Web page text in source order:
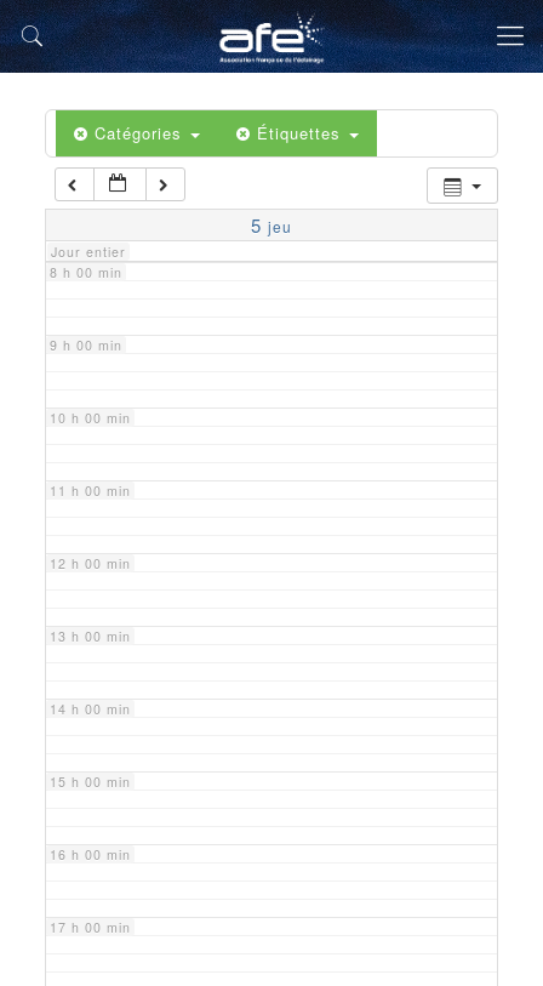
Catégories Étiquettes
5 jeu
Jour entier
5 h 00 min
6 h 00 min
7 h 00 min
8 h 00 min
9 h 00 min
10 h 00 min
11 h 00 min
12 h 00 min
13 h 00 min
14 h 00 min
15 h 00 min
16 h 00 min
17 h 00 min